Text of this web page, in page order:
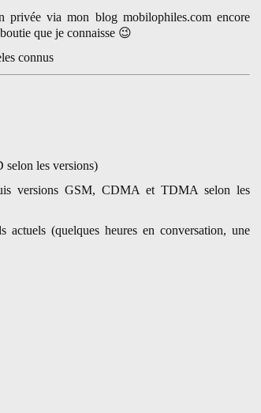
privée via mon blog mobilophiles.com encore
que je connaisse 😉
connus
les versions)
versions GSM, CDMA et TDMA selon les
(quelques heures en conversation, une